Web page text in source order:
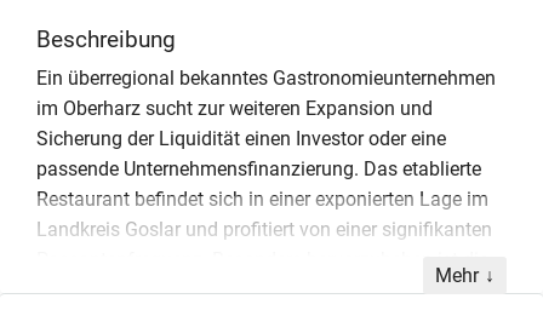
Beschreibung
Ein überregional bekanntes Gastronomieunternehmen
im Oberharz sucht zur weiteren Expansion und
Sicherung der Liquidität einen Investor oder eine
passende Unternehmensfinanzierung. Das etablierte
Restaurant befindet sich in einer exponierten Lage im
Landkreis Goslar und profitiert von einer signifikanten
Lage an einer Veranstaltungsmeile, auf der von Mai bis
Mehr